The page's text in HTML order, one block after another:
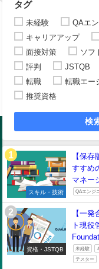
タグ
未経験
QAエ
キャリアアップ
面接対策
ソフ
評判
JSTQB
転職
転職エー
推奨資格
検
スキル・技術
【保
すすめ
マネー
QAエンジ
資格・JSTQB
【一
ト現
未経験
テスター